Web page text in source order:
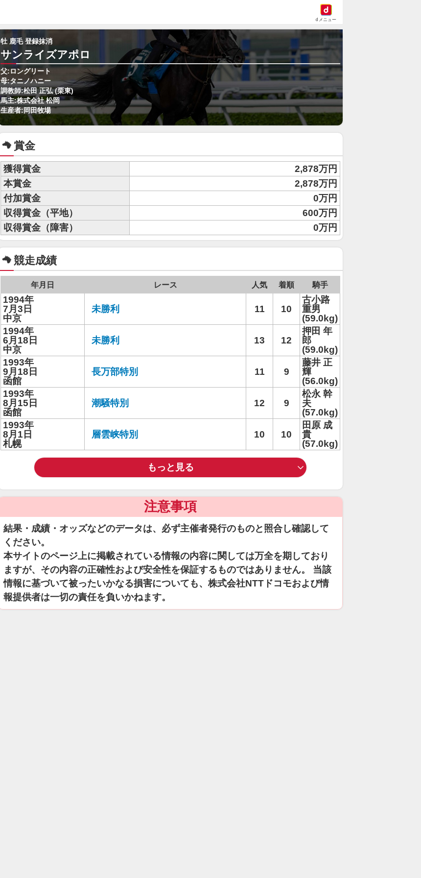
dメニュー
牡 鹿毛 登録抹消
サンライズアポロ
父:ロングリート
母:タニノハニー
調教師:松田 正弘 (栗東)
馬主:株式会社 松岡
生産者:岡田牧場
賞金
獲得賞金
2,878万円
本賞金
2,878万円
付加賞金
0万円
収得賞金（平地）
600万円
収得賞金（障害）
0万円
競走成績
年月日 レース 人気 着順 騎手
1994年
7月3日
中京
未勝利 11 10
古小路
重男
(59.0kg)
1994年
6月18日
中京
未勝利 13 12
押田 年
郎
(59.0kg)
1993年
9月18日
函館
長万部特別 11 9
藤井 正
輝
(56.0kg)
1993年
8月15日
函館
潮騒特別 12 9
松永 幹
夫
(57.0kg)
1993年
8月1日
札幌
層雲峡特別 10 10
田原 成
貴
(57.0kg)
もっと見る
注意事項
結果・成績・オッズなどのデータは、必ず主催者発行のものと照合し確認して
ください。
本サイトのページ上に掲載されている情報の内容に関しては万全を期しており
ますが、その内容の正確性および安全性を保証するものではありません。 当該
情報に基づいて被ったいかなる損害についても、株式会社NTTドコモおよび情
報提供者は一切の責任を負いかねます。